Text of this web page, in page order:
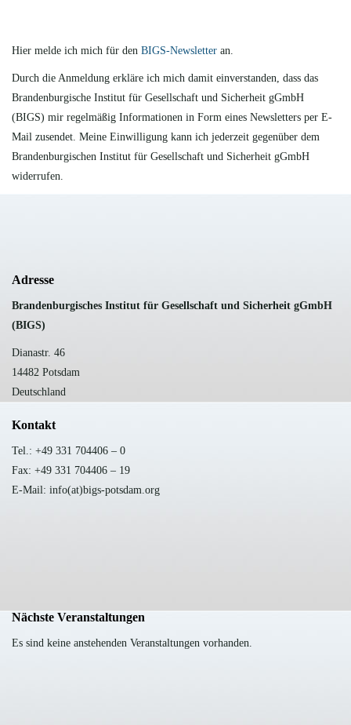
Hier melde ich mich für den BIGS-Newsletter an.
Durch die Anmeldung erkläre ich mich damit einverstanden, dass das
Brandenburgische Institut für Gesellschaft und Sicherheit gGmbH
(BIGS) mir regelmäßig Informationen in Form eines Newsletters per E-
Mail zusendet. Meine Einwilligung kann ich jederzeit gegenüber dem
Brandenburgischen Institut für Gesellschaft und Sicherheit gGmbH
widerrufen.
Adresse
Brandenburgisches Institut für Gesellschaft und Sicherheit gGmbH
(BIGS)
Dianastr. 46
14482 Potsdam
Deutschland
Kontakt
Tel.: +49 331 704406 – 0
Fax: +49 331 704406 – 19
E-Mail: info(at)bigs-potsdam.org
Nächste Veranstaltungen
Es sind keine anstehenden Veranstaltungen vorhanden.